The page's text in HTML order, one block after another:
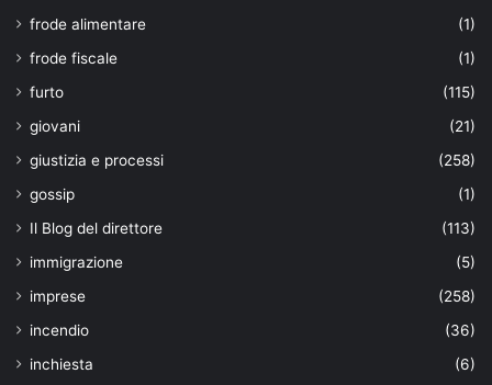
frode alimentare
(1)
frode fiscale
(1)
furto
(115)
giovani
(21)
giustizia e processi
(258)
gossip
(1)
Il Blog del direttore
(113)
immigrazione
(5)
imprese
(258)
incendio
(36)
inchiesta
(6)